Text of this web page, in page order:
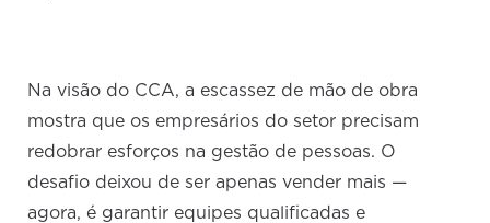
Na visão do CCA, a escassez de mão de obra
mostra que os empresários do setor precisam
redobrar esforços na gestão de pessoas. O
desafio deixou de ser apenas vender mais —
agora, é garantir equipes qualificadas e